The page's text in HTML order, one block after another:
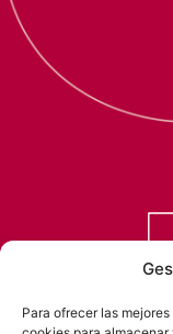
Para ofrecer las